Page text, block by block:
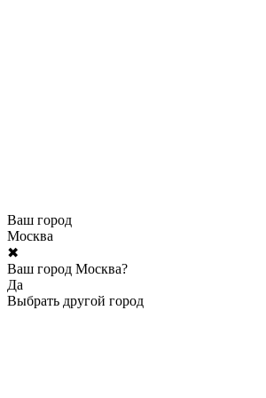
Ваш город
Москва
✖
Ваш город Москва?
Да
Выбрать другой город